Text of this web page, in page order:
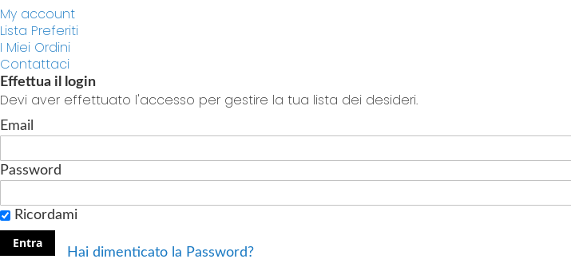
My account
Lista Preferiti
I Miei Ordini
Contattaci
Effettua il login
Devi aver effettuato l'accesso per gestire la tua lista dei desideri.
Email
Password
Ricordami
Entra
Hai dimenticato la Password?